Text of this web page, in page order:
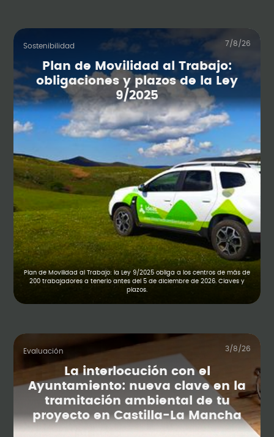
Sostenibilidad 7/8/26
Plan de Movilidad al Trabajo:
obligaciones y plazos de la Ley
9/2025
Plan de Movilidad al Trabajo: la Ley 9/2025 obliga a los centros de más de
200 trabajadores a tenerlo antes del 5 de diciembre de 2026. Claves y
plazos.
Evaluación 3/8/26
La interlocución con el
Ayuntamiento: nueva clave en la
tramitación ambiental de tu
proyecto en Castilla-La Mancha